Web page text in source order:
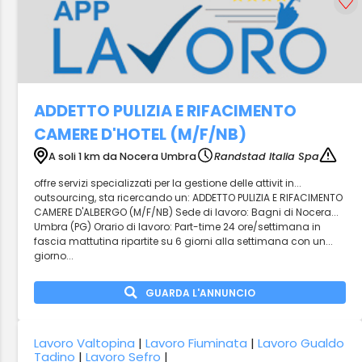
ADDETTO PULIZIA E RIFACIMENTO
CAMERE D'HOTEL (M/F/NB)
A soli 1 km da Nocera Umbra
Randstad Italia Spa
offre servizi specializzati per la gestione delle attivit in...
outsourcing, sta ricercando un: ADDETTO PULIZIA E RIFACIMENTO
CAMERE D'ALBERGO (M/F/NB) Sede di lavoro: Bagni di Nocera...
Umbra (PG) Orario di lavoro: Part-time 24 ore/settimana in
fascia mattutina ripartite su 6 giorni alla settimana con un...
giorno...
GUARDA L'ANNUNCIO
Lavoro Valtopina |Lavoro Fiuminata |Lavoro Gualdo
Tadino |Lavoro Sefro |